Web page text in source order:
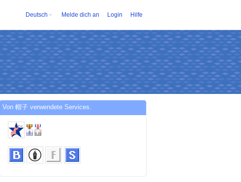
Deutsch Melde dich an Login Hilfe
Von 帽子 verwendete Services.